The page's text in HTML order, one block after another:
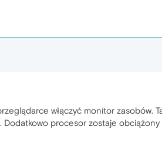
włączyć monitor zasobów.
Dodatkowo procesor zostaje